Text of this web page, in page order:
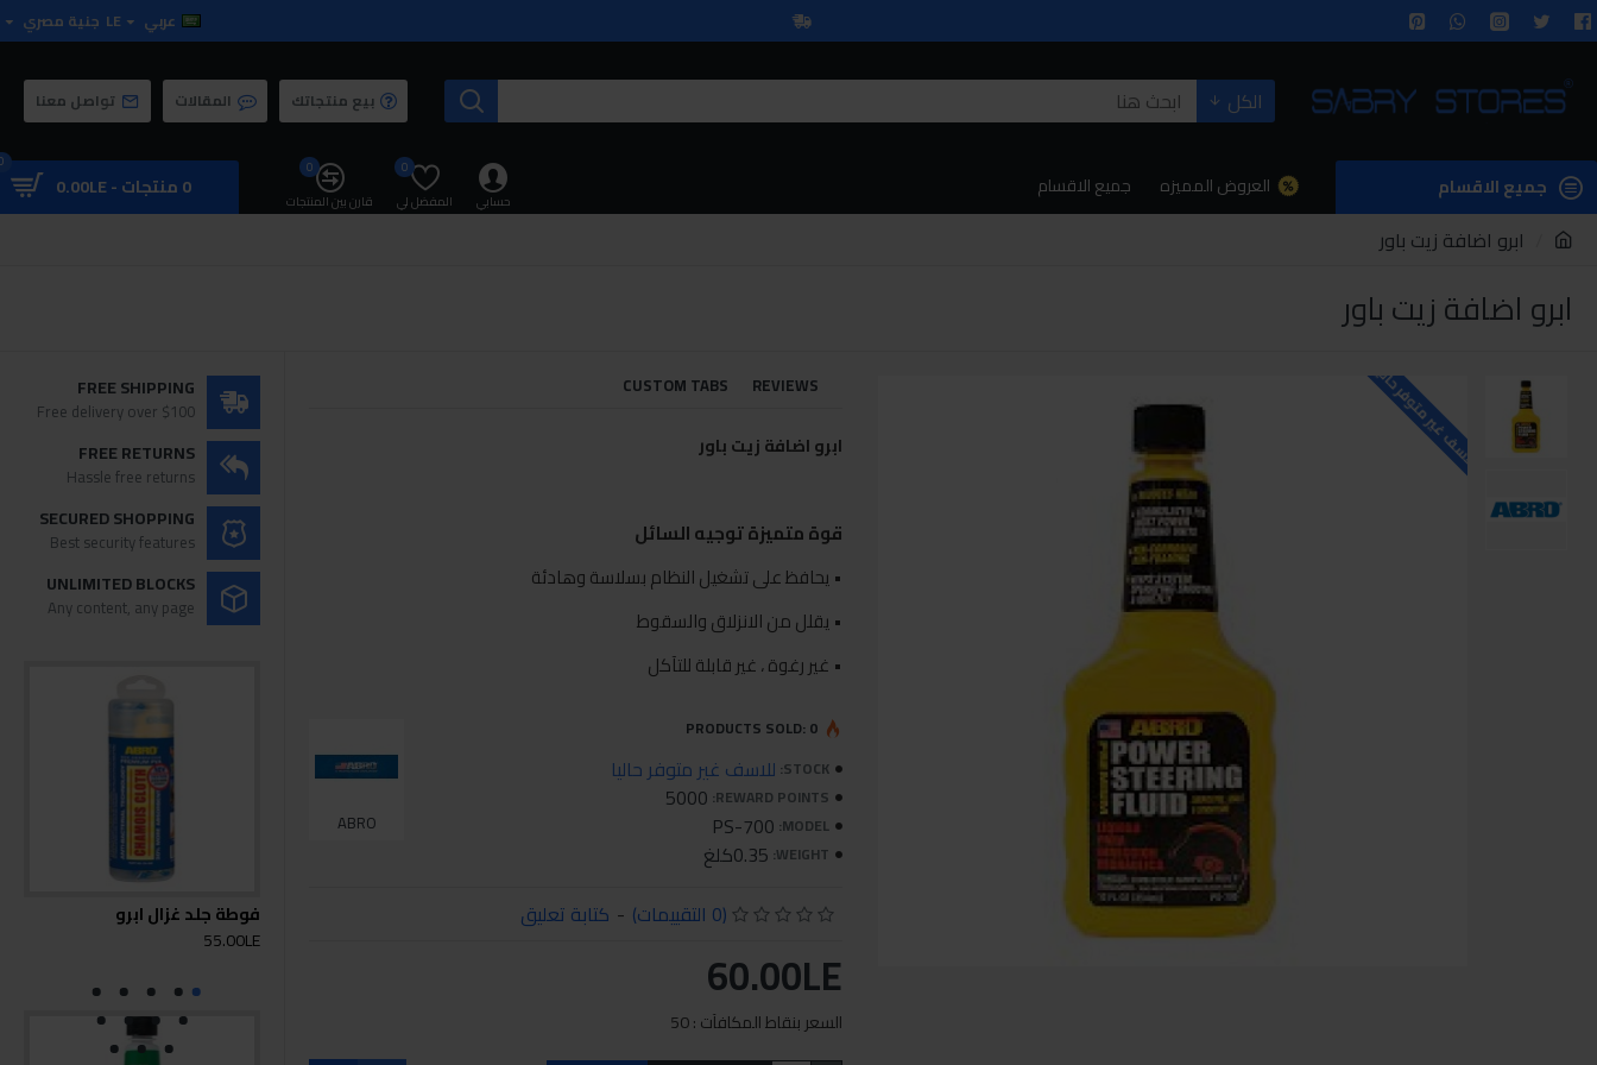
عربي LE جنية مصري
الكل بيع منتجاتك المقالات تواصل معنا
جميع الاقسام العروض المميزه جميع الاقسام
حسابي المفضل لي
0
قارن بين المنتجات
0
0 منتجات - 0.00LE
ابرو اضافة زيت باور
ابرو اضافة زيت باور
للاسف غير متوفر حاليا REVIEWS
CUSTOM TABS
ابرو اضافة زيت باور
قوة متميزة توجيه السائل
• يحافظ على تشغيل النظام بسلاسة وهادئة
• يقلل من الانزلاق والسقوط
• غير رغوة ، غير قابلة للتآكل
STOCK: للاسف غير متوفر حاليا
REWARD POINTS:
5000
MODEL:
PS-700
WEIGHT: 0.35كلغ
ABRO
PRODUCTS SOLD: 0
(0 التقييمات) - كتابة تعليق
60.00LE
السعر بنقاط المكافآت : 50
FREE SHIPPING
Free delivery over $100
FREE RETURNS
Hassle free returns
SECURED SHOPPING
Best security features
UNLIMITED BLOCKS
Any content, any page
فوطة جلد غزال ابرو
55.00LE